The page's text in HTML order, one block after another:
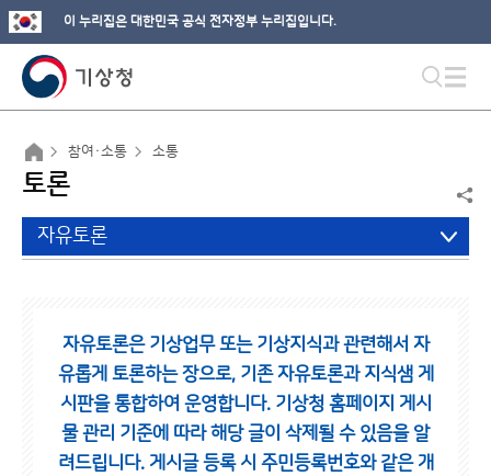
이 누리집은 대한민국 공식 전자정부 누리집입니다.
참여·소통 소통
토론
자유토론
자유토론은 기상업무 또는 기상지식과 관련해서 자
유롭게 토론하는 장으로, 기존 자유토론과 지식샘 게
시판을 통합하여 운영합니다. 기상청 홈페이지 게시
물 관리 기준에 따라 해당 글이 삭제될 수 있음을 알
려드립니다. 게시글 등록 시 주민등록번호와 같은 개